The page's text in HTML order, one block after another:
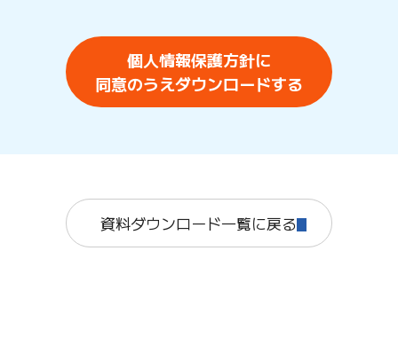
個人情報保護方針に
同意のうえダウンロードする
資料ダウンロード一覧に戻る